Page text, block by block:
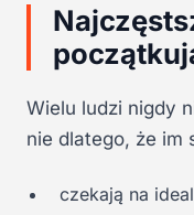
Wielu ludzi nigdy
nie dlatego, że im
czekają na